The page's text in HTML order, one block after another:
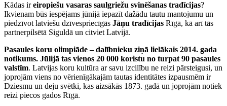
Kādas ireiropiešu vasaras saulgriežu svinēšanas tradīcijas?
Ikvienam būs iespējams jūnijā iepazīt dažādu tautu mantojumu un
piedzīvot latviešu dzīvespriecīgās Jāņu tradīcijas Rīgā, kā arī tās
partnerpilsētā Siguldā un citviet Latvijā.
Pasaules koru olimpiāde – dalībnieku ziņā lielākais 2014. gada
notikums. Jūlijā tas vienos 20 000 koristu no turpat 90 pasaules
valstīm. Latvijas koru kultūra ar savu izcilību ne reizi pārsteigusi, un
joprojām viens no vērienīgākajām tautas identitātes izpausmēm ir
Dziesmu un deju svētki, kas aizsākās 1873. gadā un joprojām notiek
reizi piecos gados Rīgā.